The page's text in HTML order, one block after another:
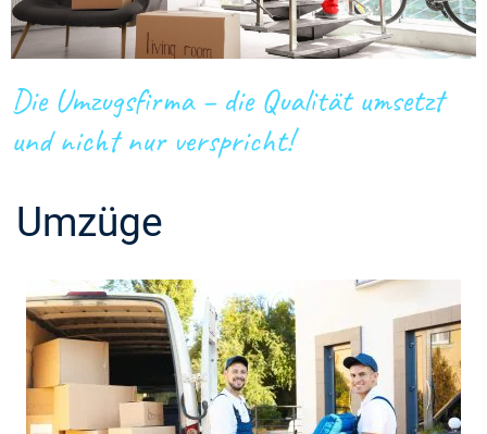
Die Umzugsfirma – die Qualität umsetzt
und nicht nur verspricht!
Umzüge